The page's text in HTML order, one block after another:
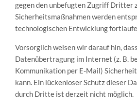
gegen den unbefugten Zugriff Dritter
Sicherheitsmaßnahmen werden
technologischen Entwicklung
Vorsorglich weisen wir darauf hin,
Datenübertragung im Internet (z. B.
Kommunikation per E-Mail)
kann. Ein lückenloser Schutz dieser
durch Dritte ist derzeit nicht möglich.